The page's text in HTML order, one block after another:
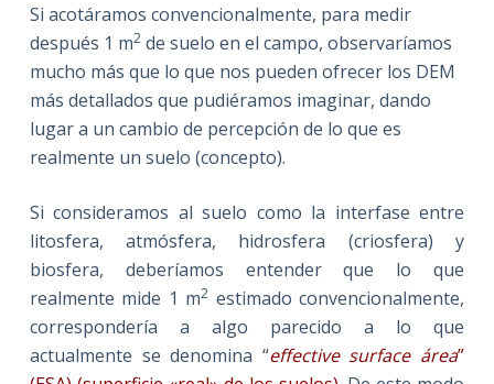
Si acotáramos convencionalmente, para medir
después 1 m2de suelo en el campo, observaríamos
mucho más que lo que nos pueden ofrecer los DEM
más detallados que pudiéramos imaginar, dando
lugar a un cambio de percepción de lo que es
realmente un suelo (concepto).
Si consideramos al suelo como la interfase entre
litosfera, atmósfera, hidrosfera (criosfera) y
biosfera, deberíamos entender que lo que
realmente mide 1 m2 estimado convencionalmente,
correspondería a algo parecido a lo que
actualmente se denomina “effective surface área”